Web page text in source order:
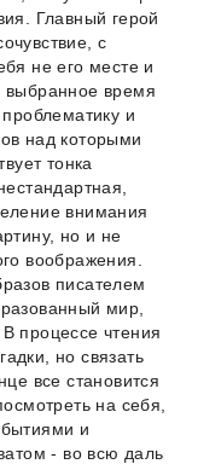
Главный герой
с
не его месте и
выбранное время
и
над которыми
тонка
внимания
но и не
воображения.
писателем
мир,
процессе чтения
но связать
все становится
на себя,
и
- во всю даль